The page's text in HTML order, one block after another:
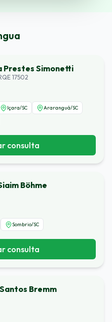
Prestes Simonetti
17502
Içara/SC Araranguá/SC
consulta
Böhme
Sombrio/SC
consulta
Bremm